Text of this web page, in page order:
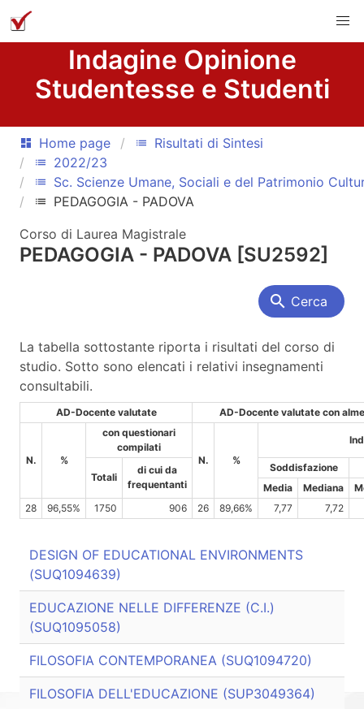
Indagine Opinione
Studentesse e Studenti
dashboard Home page list Risultati di Sintesi
list 2022/23
list Sc. Scienze Umane, Sociali e del Patrimonio
list
PEDAGOGIA - PADOVA
Corso di Laurea Magistrale
PEDAGOGIA - PADOVA [SU2592]
search Cerca
La tabella sottostante riporta i risultati del corso di
studio. Sotto sono elencati i relativi insegnamenti
consultabili.
AD-Docente valutate AD-Docente valutate con
N. %
con questionari
compilati
N.
%
Totali
di cui da
frequentanti
Soddisfazione
Media
Mediana
28
96,55% 1750 906 26 89,66% 7,77 7,72
DESIGN OF EDUCATIONAL ENVIRONMENTS
(SUQ1094639)
EDUCAZIONE NELLE DIFFERENZE (C.I.)
(SUQ1095058)
FILOSOFIA CONTEMPORANEA (SUQ1094720)
FILOSOFIA DELL'EDUCAZIONE (SUP3049364)